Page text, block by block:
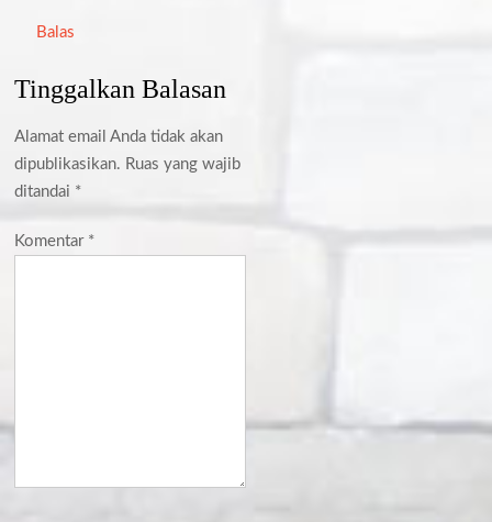
Balas
Tinggalkan Balasan
Alamat email Anda tidak akan
dipublikasikan. Ruas yang wajib
ditandai *
Komentar *